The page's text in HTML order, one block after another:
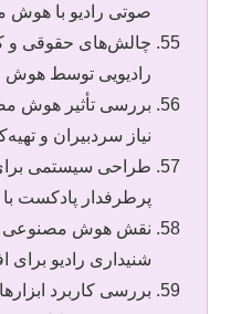
صوتی رادیو با
چالش‌های حقوقی و
رادیویی توسط
بررسی تأثیر هوش
نیاز سردبیران و
طراحی سیستمی
پرطرفدار پادکست
نقش هوش مصنوعی
شنیداری رادیو برای
بررسی کاربرد